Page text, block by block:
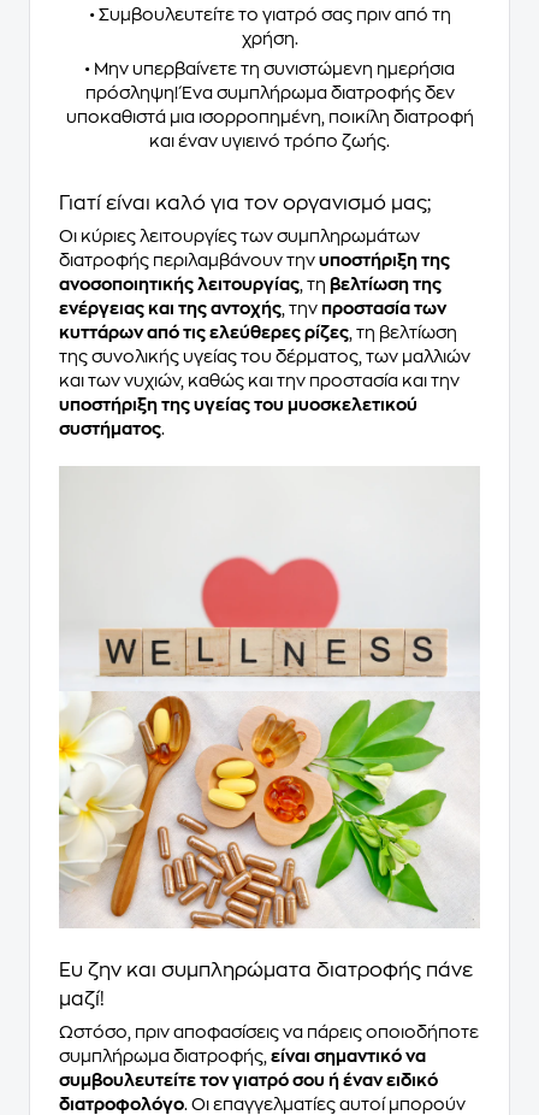
• Συμβουλευτείτε το γιατρό σας πριν από τη
χρήση.
• Μην υπερβαίνετε τη συνιστώμενη ημερήσια
πρόσληψη! Ένα συμπλήρωμα διατροφής δεν
υποκαθιστά μια ισορροπημένη, ποικίλη διατροφή
και έναν υγιεινό τρόπο ζωής.
Γιατί είναι καλό για τον οργανισμό μας;
Οι κύριες λειτουργίες των συμπληρωμάτων
διατροφής περιλαμβάνουν την υποστήριξη της
ανοσοποιητικής λειτουργίας , τη βελτίωση της
ενέργειας και της αντοχής , την προστασία των
κυττάρων από τις ελεύθερες ρίζες , τη βελτίωση
της συνολικής υγείας του δέρματος, των μαλλιών
και των νυχιών, καθώς και την προστασία και την
υποστήριξη της υγείας του μυοσκελετικού
συστήματος.
Ευ ζην και συμπληρώματα διατροφής πάνε
μαζί!
Ωστόσο, πριν αποφασίσεις να πάρεις οποιοδήποτε
συμπλήρωμα διατροφής, είναι σημαντικό να
συμβουλευτείτε τον γιατρό σου ή έναν ειδικό
διατροφολόγο . Οι επαγγελματίες αυτοί μπορούν